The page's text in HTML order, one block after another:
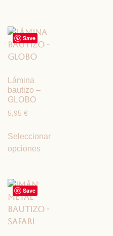
Save
Lámina
bautizo –
GLOBO
5,95 €
Seleccionar
opciones
Save